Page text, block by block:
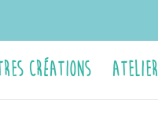
créations ATELIER